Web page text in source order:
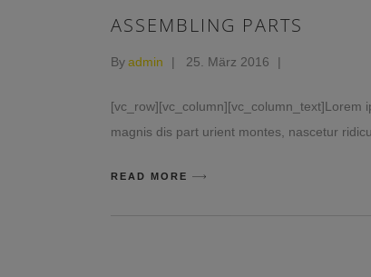
ASSEMBLING PARTS
Byadmin 25. März 2016
[vc_row][vc_column][vc_column_text]Lorem
magnis dis part urient montes, nascetur
READ MORE